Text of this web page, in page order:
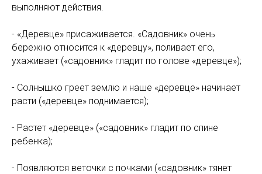
выполняют действия.
- «Деревце» присаживается. «Садовник» очень
бережно относится к «деревцу», поливает его,
ухаживает («садовник» гладит по голове «деревце»);
- Солнышко греет землю и наше «деревце» начинает
расти («деревце» поднимается);
- Растет «деревце» («садовник» гладит по спине
ребенка);
- Появляются веточки с почками («садовник» тянет